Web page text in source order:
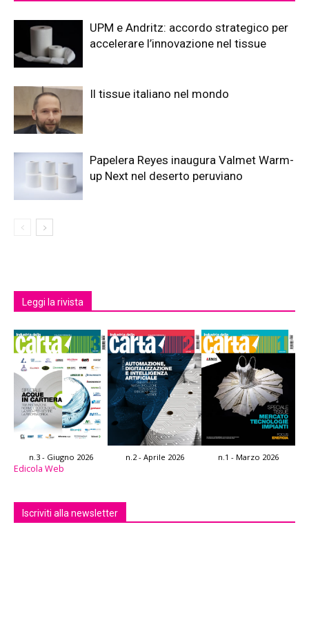
UPM e Andritz: accordo strategico per
accelerare l’innovazione nel tissue
Il tissue italiano nel mondo
Papelera Reyes inaugura Valmet Warm-
up Next nel deserto peruviano
Leggi la rivista
n.3 - Giugno 2026 n.2 - Aprile 2026 n.1 - Marzo 2026
Edicola Web
Iscriviti alla newsletter